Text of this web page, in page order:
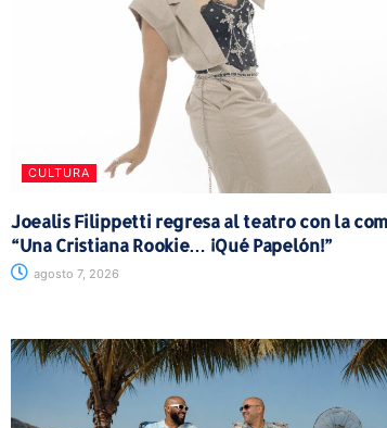
CULTURA
Joealis Filippetti regresa al teatro con la
“Una Cristiana Rookie… ¡Qué Papelón!”
agosto 7, 2026